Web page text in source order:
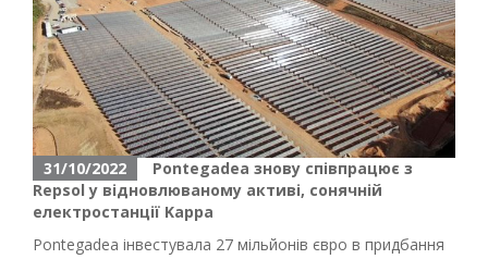
31/10/2022
Pontegadea знову співпрацює з
Repsol у відновлюваному активі, сонячній
електростанції Kappa
Pontegadea інвестувала 27 мільйонів євро в придбання